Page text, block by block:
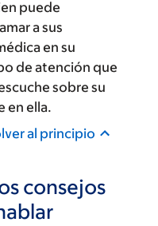
puede
a sus
en su
de atención que
sobre su
en ella.
al principio
consejos